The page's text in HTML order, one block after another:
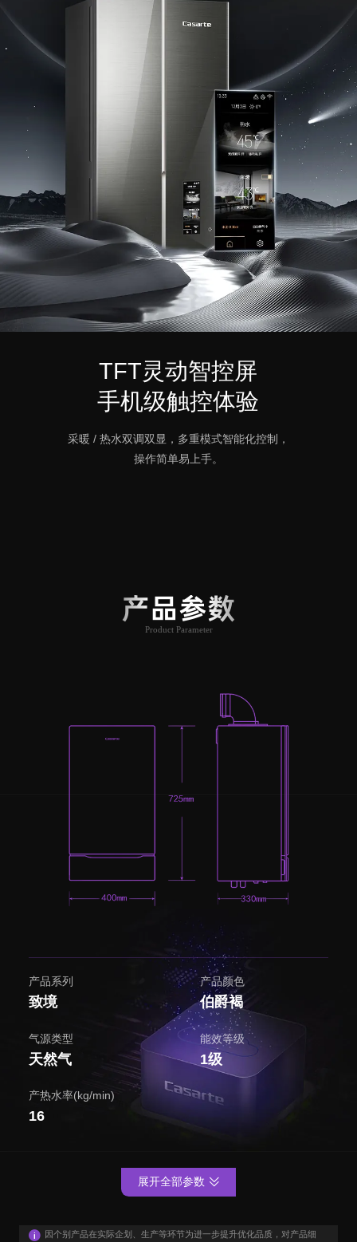
TFT灵动智控屏
手机级触控体验
采暖 / 热水双调双显，多重模式智能化控制，
操作简单易上手。
产品参数
Product Parameter
产品系列
致境
产品颜色
伯爵褐
气源类型
天然气
能效等级
1级
产热水率(kg/min)
16
因个别产品在实际企划、生产等环节为进一步提升优化品质，对产品细
展开全部参数